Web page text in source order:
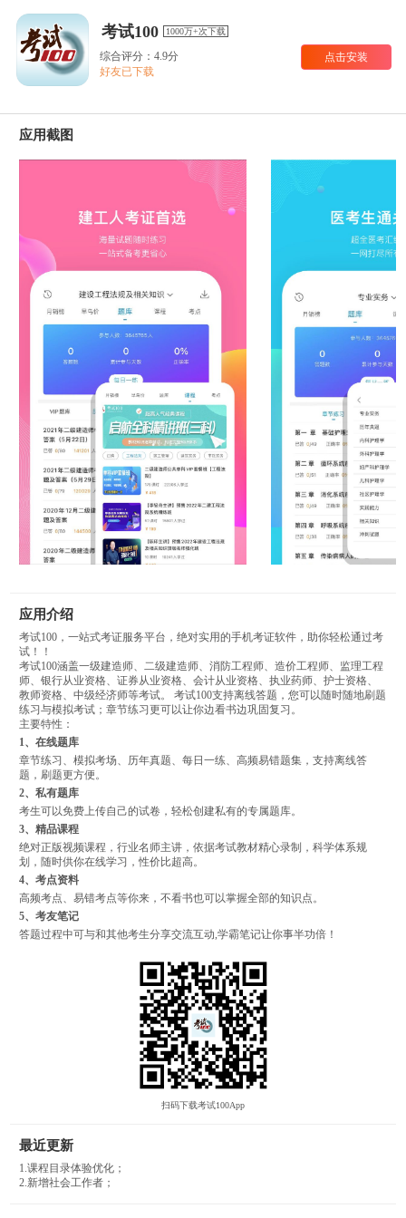
考试100 1000万+次下载
综合评分：4.9分
好友已下载
点击安装
应用截图
应用介绍
考试100，一站式考证服务平台，绝对实用的手机考证软件，助你轻松通过考
试！！
考试100涵盖一级建造师、二级建造师、消防工程师、造价工程师、监理工程
师、银行从业资格、证券从业资格、会计从业资格、执业药师、护士资格、
教师资格、中级经济师等考试。 考试100支持离线答题，您可以随时随地刷题
练习与模拟考试；章节练习更可以让你边看书边巩固复习。
主要特性：
1、在线题库
章节练习、模拟考场、历年真题、每日一练、高频易错题集，支持离线答
题，刷题更方便。
2、私有题库
考生可以免费上传自己的试卷，轻松创建私有的专属题库。
3、精品课程
绝对正版视频课程，行业名师主讲，依据考试教材精心录制，科学体系规
划，随时供你在线学习，性价比超高。
4、考点资料
高频考点、易错考点等你来，不看书也可以掌握全部的知识点。
5、考友笔记
答题过程中可与和其他考生分享交流互动,学霸笔记让你事半功倍！
扫码下载考试100App
最近更新
1.课程目录体验优化；
2.新增社会工作者；